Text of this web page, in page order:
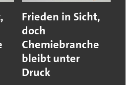
Frieden in Sicht,
doch
Chemiebranche
bleibt unter
Druck